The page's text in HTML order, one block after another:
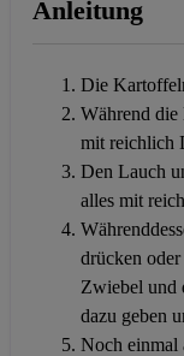
Anleitung
Die
Während
mit reichlich
Den Lauch
alles mit
drücken
Zwiebel und
dazu geben
Noch einmal